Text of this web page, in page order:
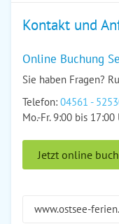
Kontakt und
Online Buchung
Sie haben Fragen?
Telefon: 04561 -
Mo.-Fr. 9:00 bis 17:00
Jetzt online
www.ostsee-